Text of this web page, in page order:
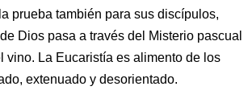
prueba también para sus discípulos,
Dios pasa a través del Misterio pascual
vino. La Eucaristía es alimento de los
extenuado y desorientado.